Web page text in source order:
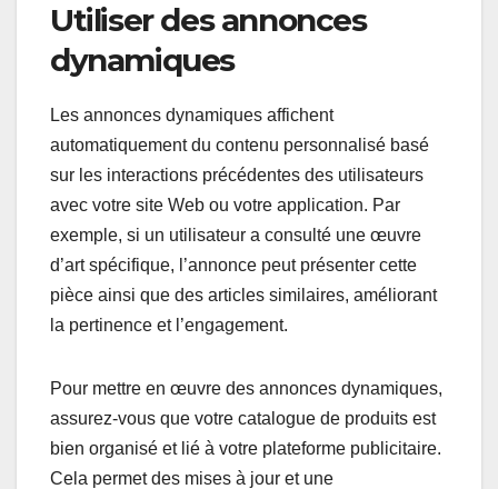
Utiliser des annonces
dynamiques
Les annonces dynamiques affichent
automatiquement du contenu personnalisé basé
sur les interactions précédentes des utilisateurs
avec votre site Web ou votre application. Par
exemple, si un utilisateur a consulté une œuvre
d’art spécifique, l’annonce peut présenter cette
pièce ainsi que des articles similaires, améliorant
la pertinence et l’engagement.
Pour mettre en œuvre des annonces dynamiques,
assurez-vous que votre catalogue de produits est
bien organisé et lié à votre plateforme publicitaire.
Cela permet des mises à jour et une